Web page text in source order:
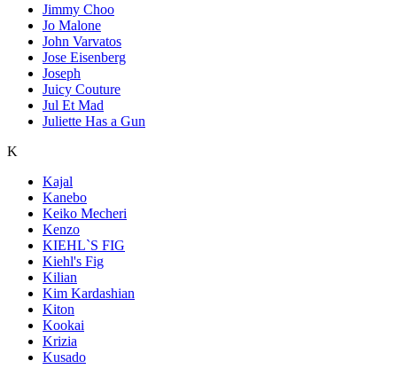
Jimmy Choo
Jo Malone
John Varvatos
Jose Eisenberg
Joseph
Juicy Couture
Jul Et Mad
Juliette Has a Gun
K
Kajal
Kanebo
Keiko Mecheri
Kenzo
KIEHL`S FIG
Kiehl's Fig
Kilian
Kim Kardashian
Kiton
Kookai
Krizia
Kusado